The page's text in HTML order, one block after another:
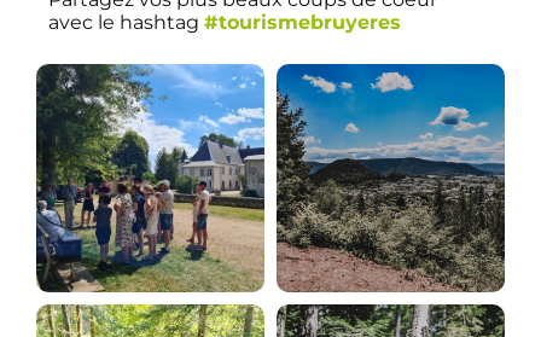
avec le hashtag #tourismebruyeres